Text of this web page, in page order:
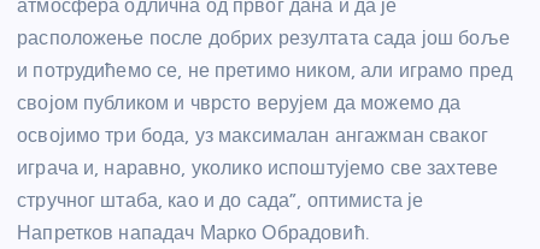
атмосфера одлична од првог дана и да је
расположење после добрих резултата сада још боље
и потрудићемо се, не претимо ником, али играмо пред
својом публиком и чврсто верујем да можемо да
освојимо три бода, уз максималан ангажман сваког
играча и, наравно, уколико испоштујемо све захтеве
стручног штаба, као и до сада”, оптимиста је
Напретков нападач Марко Обрадовић.